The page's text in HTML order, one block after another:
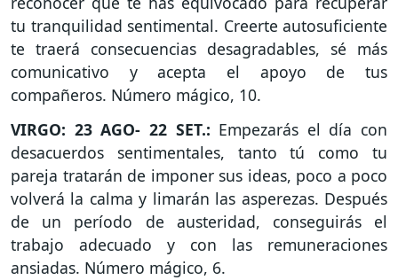
tu tranquilidad sentimental. Creerte autosuficiente
te traerá consecuencias desagradables, sé más
comunicativo y acepta el apoyo de tus
compañeros. Número mágico, 10.
VIRGO: 23 AGO- 22 SET.: Empezarás el día con
desacuerdos sentimentales, tanto tú como tu
pareja tratarán de imponer sus ideas, poco a poco
volverá la calma y limarán las asperezas. Después
de un período de austeridad, conseguirás el
trabajo adecuado y con las remuneraciones
ansiadas. Número mágico, 6.